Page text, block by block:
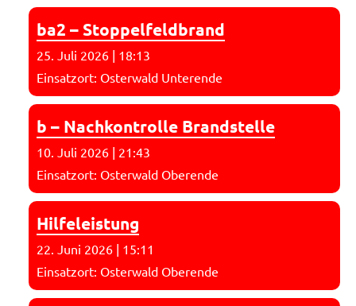
ba2 – Stoppelfeldbrand
25. Juli 2026 | 18:13
Einsatzort: Osterwald Unterende
b – Nachkontrolle Brandstelle
10. Juli 2026 | 21:43
Einsatzort: Osterwald Oberende
Hilfeleistung
22. Juni 2026 | 15:11
Einsatzort: Osterwald Oberende